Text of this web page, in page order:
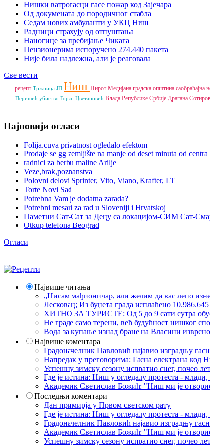
Нишки ватрогасци гасе пожар код Зајечара
Од докумената до породичног стабла
Седам нових амбуланти у УКЦ Ниш
Радници страхују од отпуштања
Наногице за пребијање Чикага
Пензионерима испоручено 274.440 пакета
Није била надлежна, али је реаговала
Све вести
рецепт Тржница ЈП Ниш Пирот Медијана градска општина саобраћајна
Перишић убиство Горан Цветановић Влада Републике Србије Драгана
Најновији огласи
Folija,cuva privatnost ogledalo efektom
Prodaje se gg zemljište na manje od deset minuta od centra
radnici za berbu maline Arilje
Veze,brak,poznanstva
Polovni delovi Sprinter, Vito, Viano, Krafter, LT
Torte Novi Sad
Potrebna Vam je dodatna zarada?
Potrebni mesari za rad u Sloveniji i Hrvatskoj
Паметни Сат-Сат за Децу са локацијом-СИМ Сат-
Otkup telefona Beograd
Огласи
Највише читања
„Нисам мађионичар, али желим да вас лепо
Лесковац; Из буџета града исплаћено
ХИТНО ЗА ТУРИСТЕ: Од 5 до 9 сати сутра
Не граде само терени, већ будућност нишког
Вода за купање изнад бране на Власини
Највише коментара
Градоначелник Павловић најавио изградњу
Напредак у преговорима: Гасна електрана код
Успешну зимску сезону испратио снег, почео
Где је истина: Ниш у огледалу протеста -
Академик Светислав Божић: "Ниш ми је
Последњи коментари
Дан примирја у Првом светском рату
Где је истина: Ниш у огледалу протеста -
Градоначелник Павловић најавио изградњу
Академик Светислав Божић: "Ниш ми је
Успешну зимску сезону испратио снег, почео